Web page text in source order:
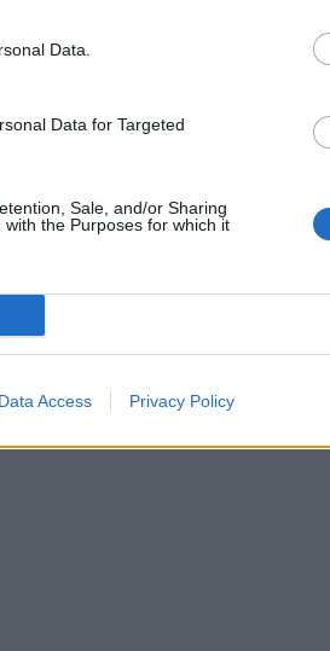
Data.
Data for Targeted
Sale, and/or Sharing
the Purposes for which it
Data Access Privacy Policy
Rozanës: S’po ha bukën tënde o